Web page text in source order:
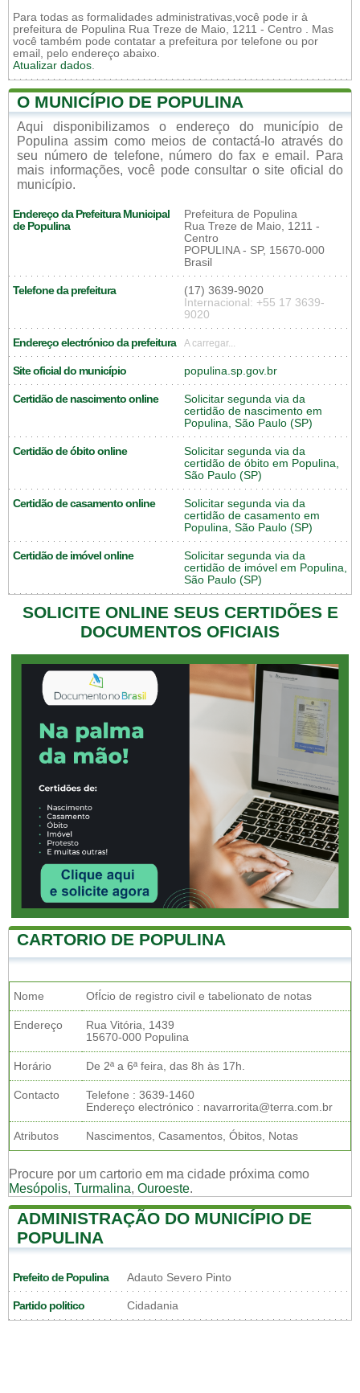
Para todas as formalidades administrativas,você pode ir à
prefeitura de Populina Rua Treze de Maio, 1211 - Centro . Mas
você também pode contatar a prefeitura por telefone ou por
email, pelo endereço abaixo.
Atualizar dados.
O MUNICÍPIO DE POPULINA
Aqui disponibilizamos o endereço do município de
Populina assim como meios de contactá-lo através do
seu número de telefone, número do fax e email. Para
mais informações, você pode consultar o site oficial do
município.
Endereço da Prefeitura Municipal
de Populina
Prefeitura de Populina
Rua Treze de Maio, 1211 -
Centro
POPULINA - SP, 15670-000
Brasil
Telefone da prefeitura
(17) 3639-9020
Internacional: +55 17 3639-
9020
Endereço electrónico da prefeitura A carregar...
Site oficial do município populina.sp.gov.br
Certidão de nascimento online
Solicitar segunda via da
certidão de nascimento em
Populina, São Paulo (SP)
Certidão de óbito online
Solicitar segunda via da
certidão de óbito em Populina,
São Paulo (SP)
Certidão de casamento online
Solicitar segunda via da
certidão de casamento em
Populina, São Paulo (SP)
Certidão de imóvel online
Solicitar segunda via da
certidão de imóvel em Populina,
São Paulo (SP)
SOLICITE ONLINE SEUS CERTIDÕES E
DOCUMENTOS OFICIAIS
CARTORIO DE POPULINA
Nome OfÍcio de registro civil e tabelionato de notas
Endereço
Rua Vitória, 1439
15670-000 Populina
Horário De 2ª a 6ª feira, das 8h às 17h.
Contacto
Telefone : 3639-1460
Endereço electrónico : navarrorita@terra.com.br
Atributos Nascimentos, Casamentos, Óbitos, Notas
Procure por um cartorio em ma cidade próxima como
Mesópolis, Turmalina, Ouroeste.
ADMINISTRAÇÃO DO MUNICÍPIO DE
POPULINA
Prefeito de Populina Adauto Severo Pinto
Partido politico Cidadania